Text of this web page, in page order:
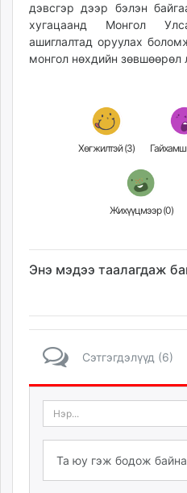
дэвсгэр дээр бэлэн
хугацаанд Монгол
ашиглалтад оруулах
монгол нөхдийн зөвшөөрөл
Хөгжилтэй (3)
Жихүүцмээр (0)
Энэ мэдээ таалагдаж
Сэтгэгдэлүүд (6)